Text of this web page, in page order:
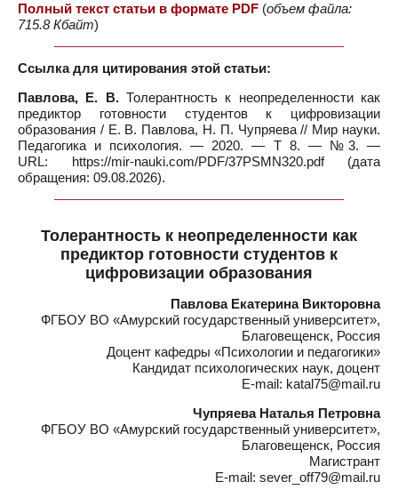
Полный текст статьи в формате PDF (объем файла:
715.8 Кбайт)
Ссылка для цитирования этой статьи:
Павлова, Е. В.Толерантность к неопределенности как
предиктор готовности студентов к цифровизации
образования / Е. В. Павлова, Н. П. Чупряева // Мир науки.
Педагогика и психология. — 2020. — Т 8. — №3. —
URL: https://mir-nauki.com/PDF/37PSMN320.pdf (дата
обращения: 09.08.2026).
Толерантность к неопределенности как
предиктор готовности студентов к
цифровизации образования
Павлова Екатерина Викторовна
ФГБОУ ВО «Амурский государственный университет»,
Благовещенск, Россия
Доцент кафедры «Психологии и педагогики»
Кандидат психологических наук, доцент
E-mail: katal75@mail.ru
Чупряева Наталья Петровна
ФГБОУ ВО «Амурский государственный университет»,
Благовещенск, Россия
Магистрант
E-mail: sever_off79@mail.ru